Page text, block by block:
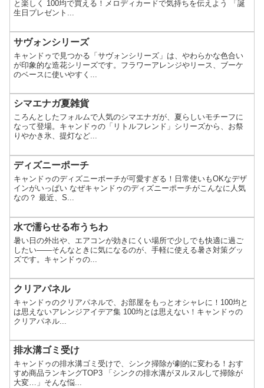
と楽しく 100均で買える！メロディカードで気持ちを伝えよう 「誕
生日プレゼント...
サヴォンシリーズ
キャンドゥで見つかる「サヴォンシリーズ」は、やわらかな色合い
が印象的な造花シリーズです。フラワーアレンジやリース、ブーケ
のベースに使いやすく...
シマエナガ夏雑貨
ころんとしたフォルムで人気のシマエナガが、夏らしいモチーフに
なって登場。キャンドゥの「リトルフレンド」シリーズから、お祭
りやかき氷、提灯など...
ディズニーポーチ
キャンドゥのディズニーポーチが可愛すぎる！日常使いもOKなデザ
インがいっぱい なぜキャンドゥのディズニーポーチがこんなに人気
なの？ 最近、S...
水で濡らせる布うちわ
暑い日の外出や、エアコンが効きにくい場所で少しでも快適に過ご
したい——そんなときに気になるのが、手軽に使える暑さ対策グッ
ズです。キャンドゥの...
クリアパネル
キャンドゥのクリアパネルで、お部屋をもっとオシャレに！100均と
は思えないアレンジアイデア集 100均とは思えない！キャンドゥの
クリアパネル...
排水溝ゴミ受け
キャンドゥの排水溝ゴミ受けで、シンク掃除が劇的に変わる！おす
すめ商品ランキングTOP3 「シンクの排水溝がヌルヌルして掃除が
大変…」そんな悩...